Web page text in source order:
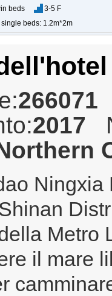
beds
3-5 F
single beds: 1.2m*2m
266071
2017
Ningxia
Metro
il mare